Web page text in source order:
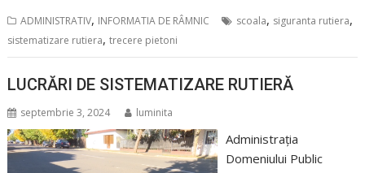
ADMINISTRATIV, INFORMATIA DE RÂMNIC scoala, siguranta rutiera,
sistematizare rutiera,trecere pietoni
LUCRĂRI DE SISTEMATIZARE RUTIERĂ
septembrie 3, 2024 luminita
Administrația
Domeniului Public